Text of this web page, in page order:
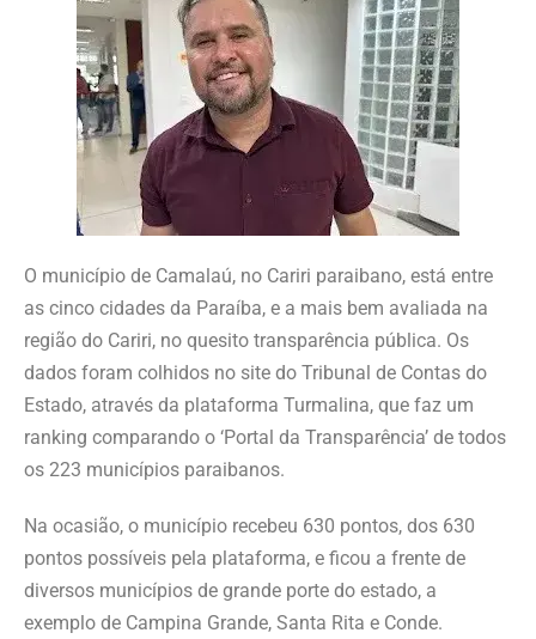
O município de Camalaú, no Cariri paraibano, está entre
as cinco cidades da Paraíba, e a mais bem avaliada na
região do Cariri, no quesito transparência pública. Os
dados foram colhidos no site do Tribunal de Contas do
Estado, através da plataforma Turmalina, que faz um
ranking comparando o ‘Portal da Transparência’ de todos
os 223 municípios paraibanos.
Na ocasião, o município recebeu 630 pontos, dos 630
pontos possíveis pela plataforma, e ficou a frente de
diversos municípios de grande porte do estado, a
exemplo de Campina Grande, Santa Rita e Conde.